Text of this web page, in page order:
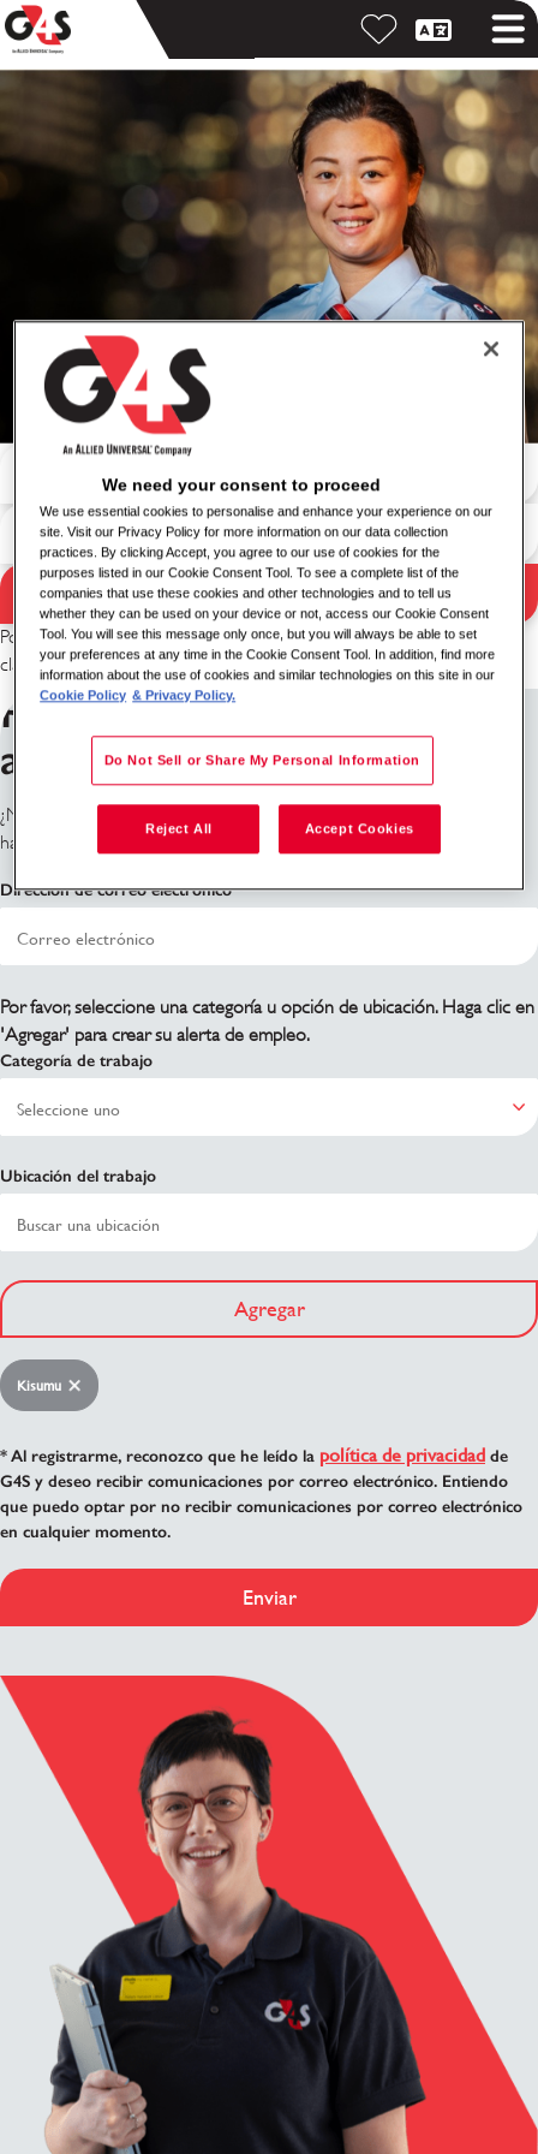
Resultados de búsqueda
Buscar por palabra clave
Buscar por ubicación
Buscar
Por favor, intenta con una combinación diferente de palabra
clave/ubicación o amplía tus criterios de búsqueda.
Regístrate para recibir
alertas de trabajo
¿No ves lo que estás buscando? Regístrate y te notificaremos cuando
haya roles disponibles.
Dirección de correo electrónico
Por favor, seleccione una categoría u opción de ubicación. Haga clic en
'Agregar' para crear su alerta de empleo.
Categoría de trabajo
Ubicación del trabajo
Agregar
Kisumu
* Al registrarme, reconozco que he leído la política de privacidad de
G4S y deseo recibir comunicaciones por correo electrónico. Entiendo
que puedo optar por no recibir comunicaciones por correo electrónico
en cualquier momento.
Enviar
We need your consent to proceed
We use essential cookies to personalise and enhance your experience on our
site. Visit our Privacy Policy for more information on our data collection
practices. By clicking Accept, you agree to our use of cookies for the
purposes listed in our Cookie Consent Tool. To see a complete list of the
companies that use these cookies and other technologies and to tell us
whether they can be used on your device or not, access our Cookie Consent
Tool. You will see this message only once, but you will always be able to set
your preferences at any time in the Cookie Consent Tool. In addition, find more
information about the use of cookies and similar technologies on this site in our
Cookie Policy & Privacy Policy.
Do Not Sell or Share My Personal Information
Reject All Accept Cookies